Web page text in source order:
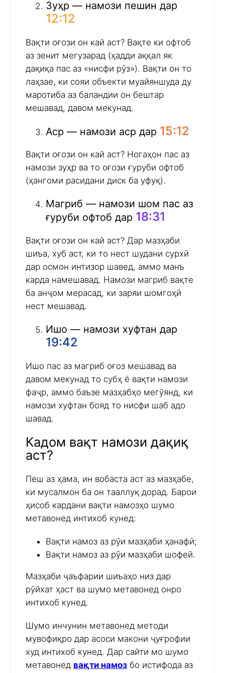
Зуҳр — намози пешин дар
12:12
Вақти оғози он кай аст? Вақте ки офтоб
аз зенит мегузарад (ҳадди аққал як
дақиқа пас аз «нисфи рӯз»). Вақти он то
лаҳзае, ки сояи объекти муайяншуда ду
маротиба аз баландии он бештар
мешавад, давом мекунад.
Аср — намози аср дар 15:12
Вақти оғози он кай аст? Ногаҳон пас аз
намози зуҳр ва то оғози ғуруби офтоб
(ҳангоми расидани диск ба уфуқ).
Магриб — намози шом пас аз
ғуруби офтоб дар 18:31
Вақти оғози он кай аст? Дар мазҳаби
шиъа, хуб аст, ки то нест шудани сурхӣ
дар осмон интизор шавед, аммо манъ
карда намешавад. Намози магриб вақте
ба анҷом мерасад, ки заряи шомгоҳӣ
нест мешавад.
Ишо — намози хуфтан дар
19:42
Ишо пас аз магриб оғоз мешавад ва
давом мекунад то субҳ ё вақти намози
фаҷр, аммо баъзе мазҳабҳо мегӯянд, ки
намози хуфтан бояд то нисфи шаб адо
шавад.
Кадом вақт намози дақиқ
аст?
Пеш аз ҳама, ин вобаста аст аз мазҳабе,
ки мусалмон ба он тааллуқ дорад. Барои
ҳисоб кардани вақти намозҳо шумо
метавонед интихоб кунед:
Вақти намоз аз рӯи мазҳаби ҳанафӣ;
Вақти намоз аз рӯи мазҳаби шофеӣ.
Мазҳаби ҷаъфарии шиъаҳо низ дар
рӯйхат ҳаст ва шумо метавонед онро
интихоб кунед.
Шумо инчунин метавонед методи
мувофиқро дар асоси макони ҷуғрофии
худ интихоб кунед. Дар сайти мо шумо
метавонед вақти намоз бо истифода аз